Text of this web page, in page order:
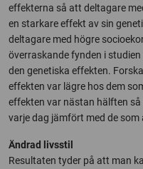
effekterna så att deltagare
en starkare effekt av sin
deltagare med högre
överraskande fynden i
den genetiska effekten.
effekten var lägre hos dem
effekten var nästan hälften
varje dag jämfört med de som
Ändrad livsstil
Resultaten tyder på att man